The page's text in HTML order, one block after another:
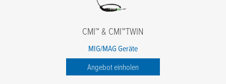
CMI™ & CMI™TWIN
MIG/MAG Geräte
Angebot einholen